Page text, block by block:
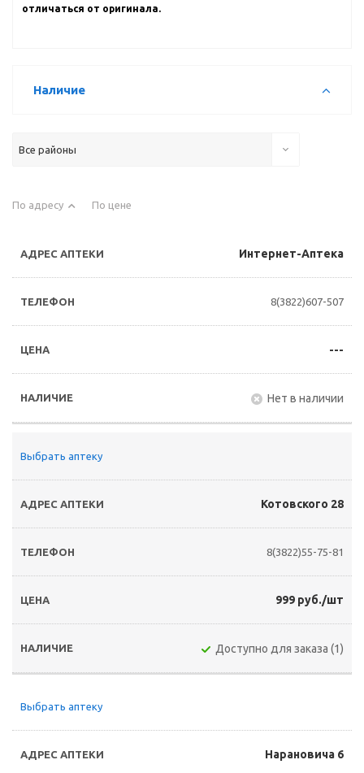
отличаться от оригинала.
Наличие
Все районы
По адресу По цене
Интернет-Аптека
8(3822)607-507
---
Нет в наличии
Выбрать аптеку
Котовского 28
8(3822)55-75-81
999 руб./шт
Доступно для заказа (1)
Выбрать аптеку
Нарановича 6